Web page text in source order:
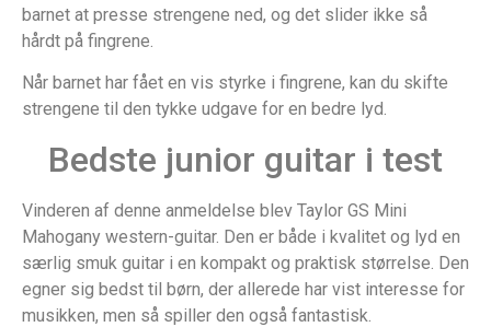
barnet at presse strengene ned, og det slider ikke så
hårdt på fingrene.
Når barnet har fået en vis styrke i fingrene, kan du skifte
strengene til den tykke udgave for en bedre lyd.
Bedste junior guitar i test
Vinderen af denne anmeldelse blev Taylor GS Mini
Mahogany western-guitar. Den er både i kvalitet og lyd en
særlig smuk guitar i en kompakt og praktisk størrelse. Den
egner sig bedst til børn, der allerede har vist interesse for
musikken, men så spiller den også fantastisk.